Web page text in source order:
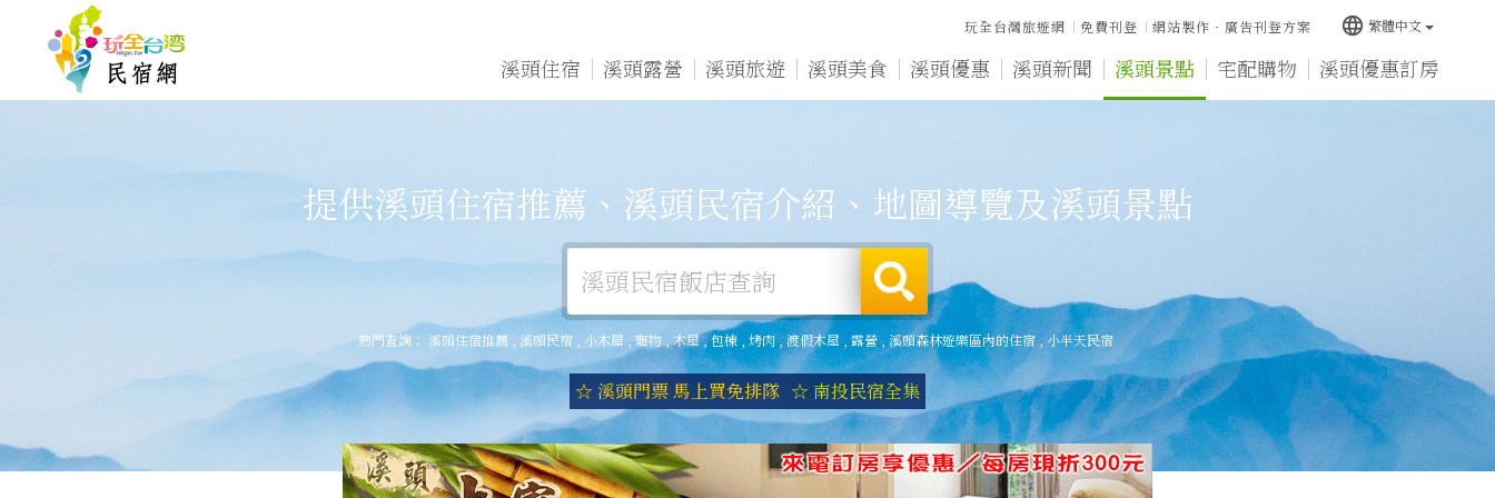
溪頭住宿 溪頭露營 溪頭旅遊 溪頭美食 溪頭優惠 溪頭新聞 溪頭景點 宅配購物 溪頭優惠訂房
玩全台灣旅遊網 免費刊登 網站製作‧廣告刊登方案 language 繁體中文
提供溪頭住宿推薦、溪頭民宿介紹、地圖導覽及溪頭景點
熱門查詢： 溪頭住宿推薦 溪頭民宿 小木屋 ,寵物 木屋,包棟 烤肉,渡假木屋 露營, 溪頭森林遊樂區內的住宿, 小半天民宿
☆ 溪頭門票 馬上買免排隊 ☆ 南投民宿全集